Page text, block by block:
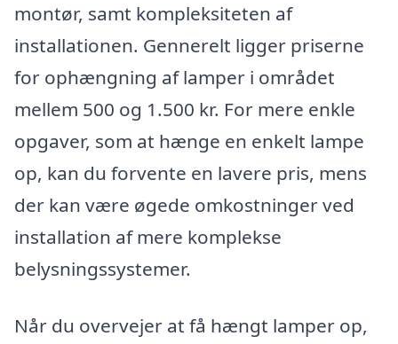
montør, samt kompleksiteten af
installationen. Gennerelt ligger priserne
for ophængning af lamper i området
mellem 500 og 1.500 kr. For mere enkle
opgaver, som at hænge en enkelt lampe
op, kan du forvente en lavere pris, mens
der kan være øgede omkostninger ved
installation af mere komplekse
belysningssystemer.
Når du overvejer at få hængt lamper op,